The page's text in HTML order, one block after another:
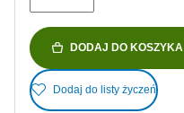
DODAJ DO KOSZYKA
Dodaj do listy życzeń